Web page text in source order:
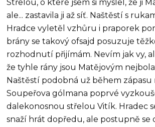
Střelou, o které jsem si myslel, že ji
ale... zastavila ji až síť. Naštěstí s
Hradce vyletěl vzhůru i praporek
brány se takový ofsajd posuzuje
rozhodnutí přijímám. Nevím jak vy,
že tyhle rány jsou Matějovým
Naštěstí podobná už během zápasu
Soupeřova gólmana poprvé
dalekonosnou střelou Vitík. Hradec
snaží hrát dopředu, ale postupně se